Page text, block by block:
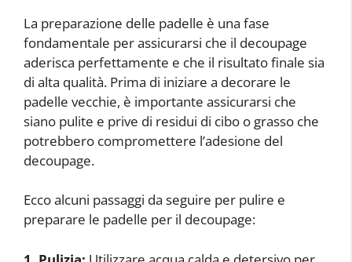
La preparazione delle padelle è una fase
fondamentale per assicurarsi che il decoupage
aderisca perfettamente e che il risultato finale sia
di alta qualità. Prima di iniziare a decorare le
padelle vecchie, è importante assicurarsi che
siano pulite e prive di residui di cibo o grasso che
potrebbero compromettere l’adesione del
decoupage.
Ecco alcuni passaggi da seguire per pulire e
preparare le padelle per il decoupage: